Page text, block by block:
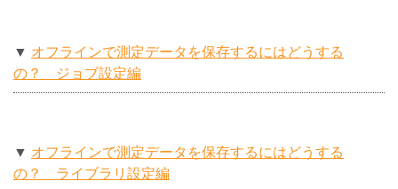
▼ オフラインで測定データを保存するにはどうする
の？ ジョブ設定編
▼ オフラインで測定データを保存するにはどうする
の？ ライブラリ設定編